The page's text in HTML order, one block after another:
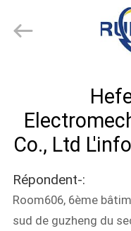
PRODUITS
SUJET
DE
Co., Ltd
Répondent-:
Room606, 6ème
sud de guzheng du